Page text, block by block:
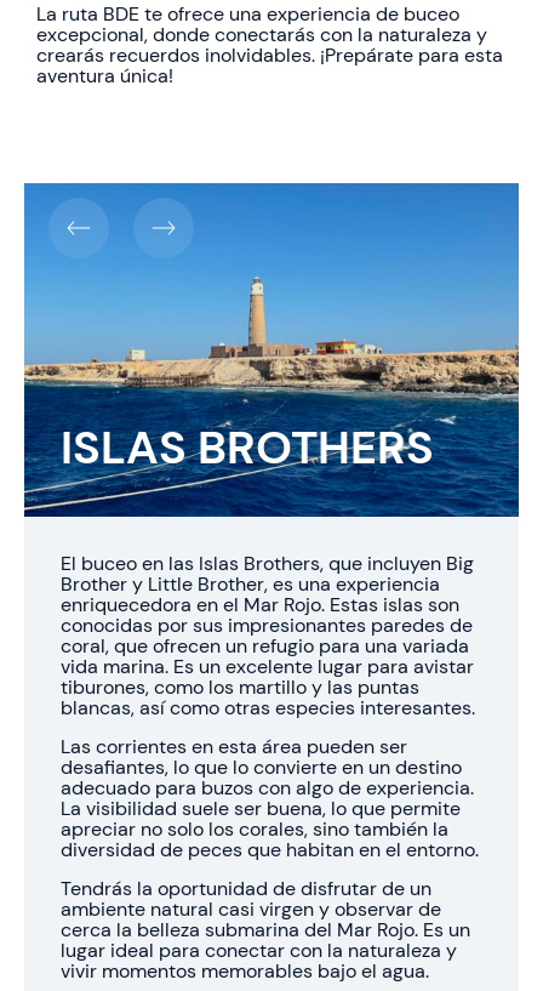
La ruta BDE te ofrece una experiencia de buceo
excepcional, donde conectarás con la naturaleza y
crearás recuerdos inolvidables. ¡Prepárate para esta
aventura única!
ISLAS BROTHERS
El buceo en las Islas Brothers, que incluyen Big
Brother y Little Brother, es una experiencia
enriquecedora en el Mar Rojo. Estas islas son
conocidas por sus impresionantes paredes de
coral, que ofrecen un refugio para una variada
vida marina. Es un excelente lugar para avistar
tiburones, como los martillo y las puntas
blancas, así como otras especies interesantes.
Las corrientes en esta área pueden ser
desafiantes, lo que lo convierte en un destino
adecuado para buzos con algo de experiencia.
La visibilidad suele ser buena, lo que permite
apreciar no solo los corales, sino también la
diversidad de peces que habitan en el entorno.
Tendrás la oportunidad de disfrutar de un
ambiente natural casi virgen y observar de
cerca la belleza submarina del Mar Rojo. Es un
lugar ideal para conectar con la naturaleza y
vivir momentos memorables bajo el agua.